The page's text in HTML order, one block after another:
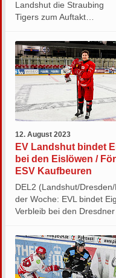
Landshut die Straubing
Tigers zum Auftakt…
12. August 2023
EV Landshut bindet
bei den Eislöwen /
ESV Kaufbeuren
DEL2 (Landshut/
der Woche: EVL bindet
Verbleib bei den